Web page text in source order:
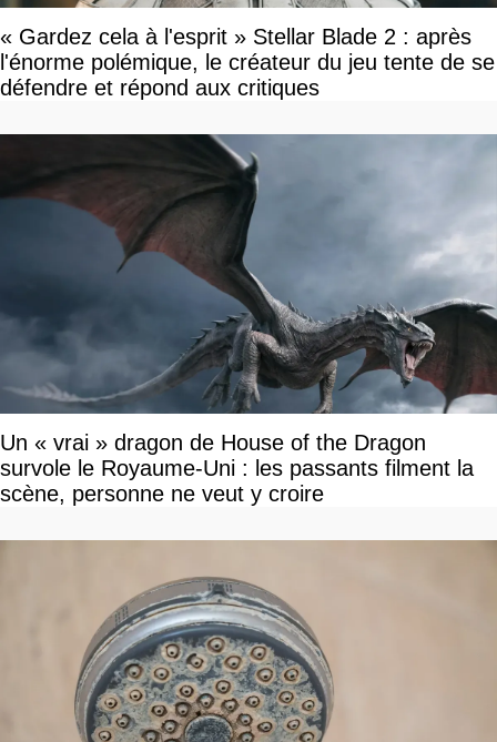
« Gardez cela à l'esprit » Stellar Blade 2 : après
l'énorme polémique, le créateur du jeu tente de se
défendre et répond aux critiques
Un « vrai » dragon de House of the Dragon
survole le Royaume-Uni : les passants filment la
scène, personne ne veut y croire